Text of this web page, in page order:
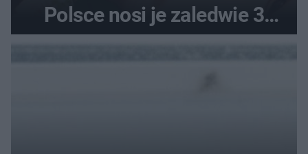
Polsce nosi je zaledwie 3